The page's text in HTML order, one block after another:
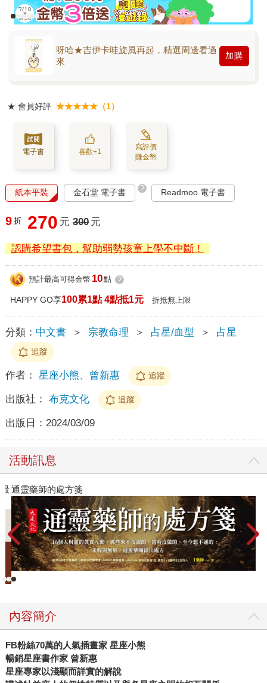
呀哈★吉伊卡哇旋風再起，精選周邊看過
來
加購
★ 會員好評 ★★★★★（1）
電子書 喜歡+1
寫評價
賺金幣
紙本平裝 金石堂 電子書 ? Readmoo 電子書
9 折 270 元 300 元
認購希望書包，幫助弱勢孩童上學不中斷！
預計最高可得金幣 10點 ?
HAPPY GO享100累1點 4點抵1元 折抵無上限
分類： 中文書 ＞ 宗教命理 ＞ 占星/血型 ＞ 占星
追蹤
作者： 星座小熊、曾新惠 追蹤
出版社： 布克文化 追蹤
出版日： 2024/03/09
活動訊息
通靈藥師的處方箋
內容簡介
FB粉絲70萬的人氣插畫家 星座小熊
暢銷星座書作家 曾新惠
星座專家以淺顯而詳實的解說